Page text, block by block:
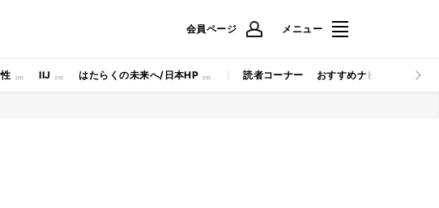
会員ページ メニュー
IIJ はたらくの未来へ/日本HP 読者コーナー おすすめナビ マイナビ